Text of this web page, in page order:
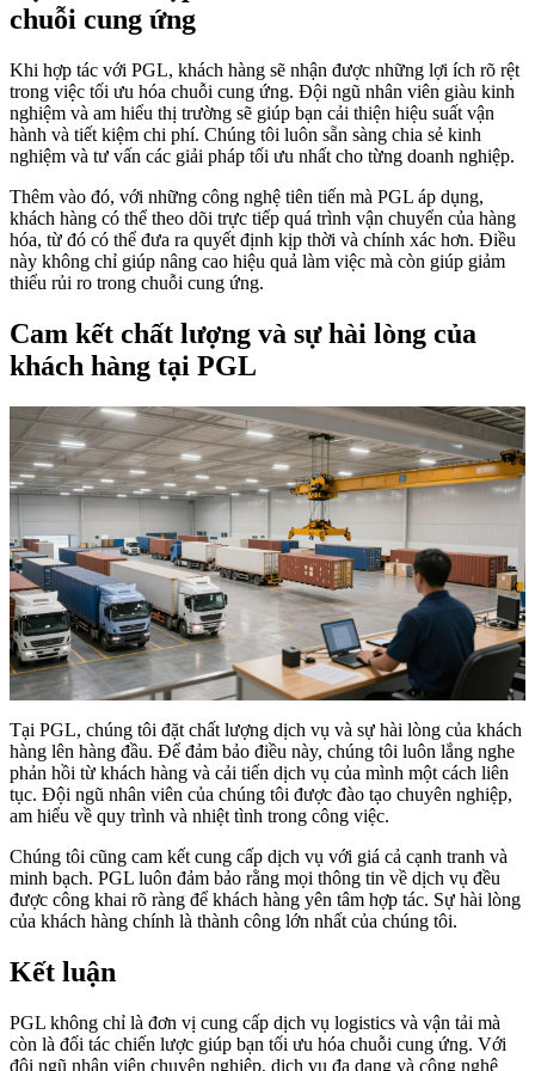
chuỗi cung ứng
Khi hợp tác với PGL, khách hàng sẽ nhận được những lợi ích rõ rệt
trong việc tối ưu hóa chuỗi cung ứng. Đội ngũ nhân viên giàu kinh
nghiệm và am hiểu thị trường sẽ giúp bạn cải thiện hiệu suất vận
hành và tiết kiệm chi phí. Chúng tôi luôn sẵn sàng chia sẻ kinh
nghiệm và tư vấn các giải pháp tối ưu nhất cho từng doanh nghiệp.
Thêm vào đó, với những công nghệ tiên tiến mà PGL áp dụng,
khách hàng có thể theo dõi trực tiếp quá trình vận chuyển của hàng
hóa, từ đó có thể đưa ra quyết định kịp thời và chính xác hơn. Điều
này không chỉ giúp nâng cao hiệu quả làm việc mà còn giúp giảm
thiểu rủi ro trong chuỗi cung ứng.
Cam kết chất lượng và sự hài lòng của
khách hàng tại PGL
Tại PGL, chúng tôi đặt chất lượng dịch vụ và sự hài lòng của khách
hàng lên hàng đầu. Để đảm bảo điều này, chúng tôi luôn lắng nghe
phản hồi từ khách hàng và cải tiến dịch vụ của mình một cách liên
tục. Đội ngũ nhân viên của chúng tôi được đào tạo chuyên nghiệp,
am hiểu về quy trình và nhiệt tình trong công việc.
Chúng tôi cũng cam kết cung cấp dịch vụ với giá cả cạnh tranh và
minh bạch. PGL luôn đảm bảo rằng mọi thông tin về dịch vụ đều
được công khai rõ ràng để khách hàng yên tâm hợp tác. Sự hài lòng
của khách hàng chính là thành công lớn nhất của chúng tôi.
Kết luận
PGL không chỉ là đơn vị cung cấp dịch vụ logistics và vận tải mà
còn là đối tác chiến lược giúp bạn tối ưu hóa chuỗi cung ứng. Với
đội ngũ nhân viên chuyên nghiệp, dịch vụ đa dạng và công nghệ